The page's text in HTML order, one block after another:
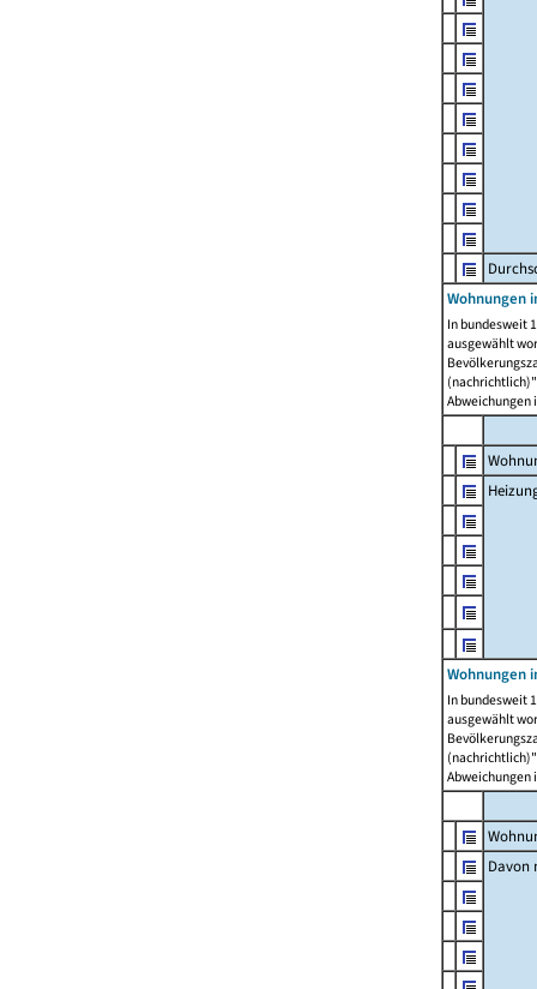
Wohnungen
In bundesweit
ausgewählt
Abweichungen
Wohnungen
In bundesweit
ausgewählt
Abweichungen
Davon